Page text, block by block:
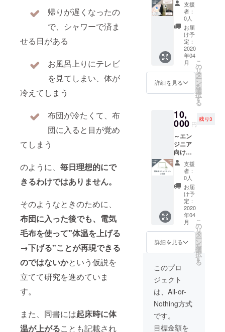
帰りが遅くなったの
で、シャワーで済ま
せる日がある
お風呂上りにテレビ
を見てしまい、体が
冷えてしまう
布団が冷たくて、布
団に入ると目が覚め
てしまう
のように、 毎日理想的にで
きるわけではありません。
そのようなときのために、
布団に入った後でも、電気
毛布を使って"体温を上げる
→下げる"ことが再現できる
のではないかという仮説を
立てて研究を進めていま
す。
また、同書には起床時に体
温が上がることも記載され
容：
・
mouful
の開発
者コ
ミュニ
ティ
（Face
bookグ
ループ
GitHub
を使っ
て、開
発情報
（ソー
スコー
ド、セ
ンサー
情報な
ど）を
共有
レンタ
ルでき
ます。
内容：
mouful
本体
・
obniz
・
温度湿
度セン
・
電源
ケーブ
ル
・
スマー
トコン
セント
・
赤外線
送受信
ジュー
ル 〇
mouful
アプリ
電
トロー
ルでき
るス
マート
フォン
アプリ
の接続
支援
者：
0人
お届
け予
定：
2020
年04
月
詳細を見る
こ
の
リ
タ
ー
ン
を
選
択
す
る
10,
000 円
残り3
～エン
ジニア
向けリ
ターン
～
mouful
の開発
者コ
ミュニ
ティ
（Face
bookグ
ルー
プ）へ
ご招待
＋
mouful
アル
ファ版
を1週間
レンタ
ル ＋製
る権 内
支援
者：
0人
お届
け予
定：
2020
年04
月
詳細を見る
こ
の
リ
タ
ー
ン
を
選
択
す
る
このプロ
ジェクト
は、All-or-
Nothing方式
です。
目標金額を